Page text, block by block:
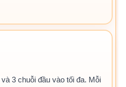
và 3 chuỗi đầu vào tối đa. Mỗi